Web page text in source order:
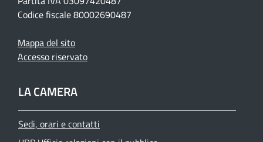
Codice fiscale 80002690487
Mappa del sito
Accesso riservato
LA CAMERA
Sedi, orari e contatti